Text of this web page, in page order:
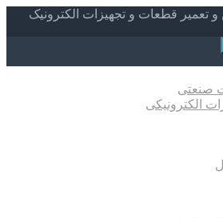
قطعات و تجهیزات الکترونیک
صنعتی
الکترونیکی